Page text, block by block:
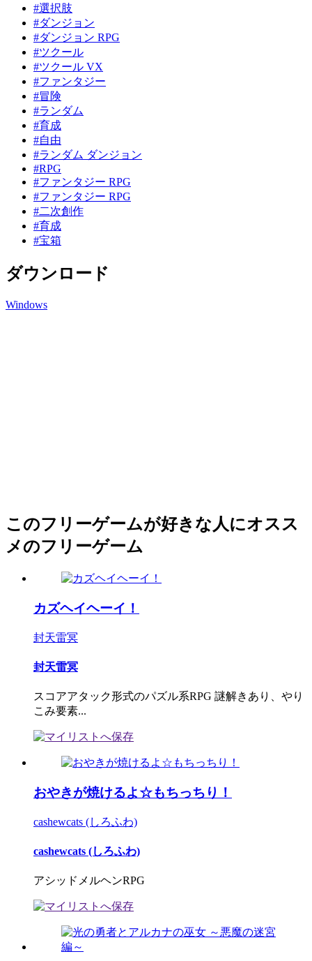
#選択肢
#ダンジョン
#ダンジョン RPG
#ツクール
#ツクール VX
#ファンタジー
#冒険
#ランダム
#育成
#自由
#ランダム ダンジョン
#RPG
#ファンタジー RPG
#ファンタジー RPG
#二次創作
#育成
#宝箱
ダウンロード
Windows
このフリーゲームが好きな人にオスス
メのフリーゲーム
カズヘイヘーイ！
封天雷冥
封天雷冥
スコアアタック形式のパズル系RPG 謎解きあり、やり
こみ要素...
おやきが焼けるよ☆もちっちり！
cashewcats (しろふわ)
cashewcats (しろふわ)
アシッドメルヘンRPG